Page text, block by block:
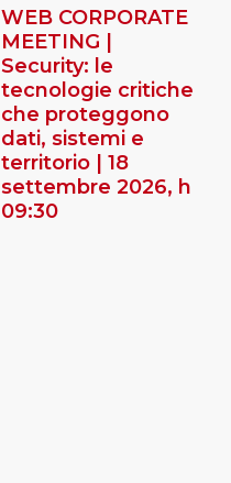
WEB CORPORATE
MEETING |
Security: le
tecnologie critiche
che proteggono
dati, sistemi e
territorio | 18
settembre 2026, h
09:30